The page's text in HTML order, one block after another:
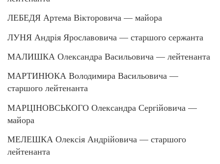
ЛЕБЕДЯ Артема Вікторовича — майора
ЛУНЯ Андрія Ярославовича — старшого сержанта
МАЛИШКА Олександра Васильовича — лейтенанта
МАРТИНЮКА Володимира Васильовича —
старшого лейтенанта
МАРЦІНОВСЬКОГО Олександра Сергійовича —
майора
МЕЛЕШКА Олексія Андрійовича — старшого
лейтенанта